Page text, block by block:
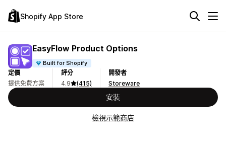
Shopify App Store
EasyFlow Product Options
Built for Shopify
定價
提供免費方案
評分
4.9
(415)
開發者
Storeware
安裝
檢視示範商店